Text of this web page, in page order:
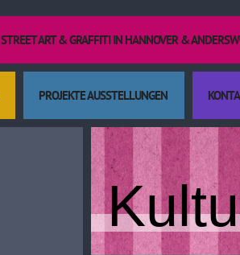
STREET ART & GRAFFITI IN HANNOVER &
PROJEKTE AUSSTELLUNGEN